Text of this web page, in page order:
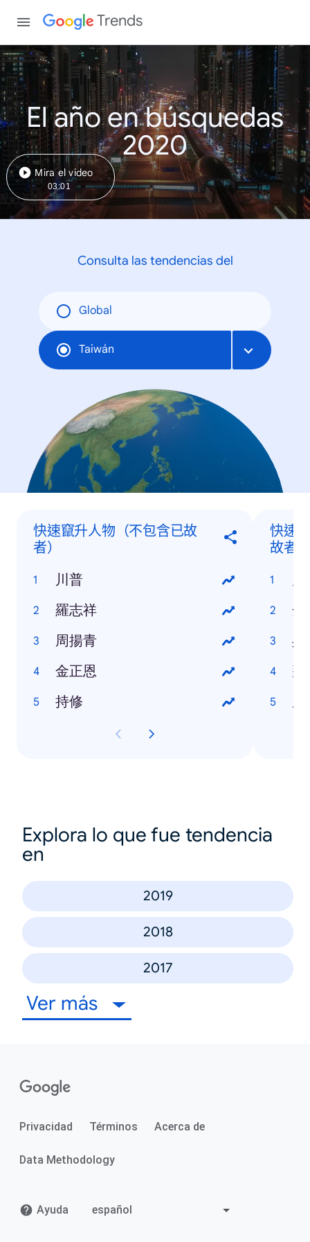
Trends
El año en búsquedas
2020
Mira el video
03:01
Consulta las tendencias del
Global
Taiwán
快速竄升人物（不包含已故
者）
川普
羅志祥
周揚青
金正恩
持修
快速
故者
金
吳
拜
Explora lo que fue tendencia
en
2019
2018
2017
Ver más
Privacidad Términos Acerca de
Data Methodology
Ayuda